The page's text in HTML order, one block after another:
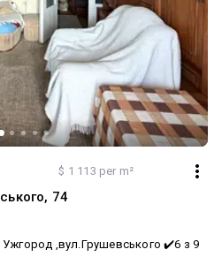
$ 1 113 per m²
74